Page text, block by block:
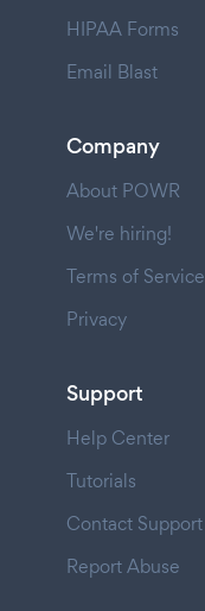
HIPAA Forms
Email Blast
Company
About POWR
We're hiring!
Terms of Service
Privacy
Support
Help Center
Tutorials
Contact Support
Report Abuse